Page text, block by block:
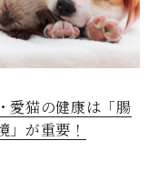
愛猫の健康は「腸
」が重要！